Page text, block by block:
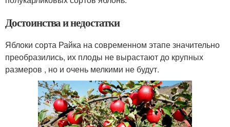
Достоинства и недостатки
Яблоки сорта Райка на современном этапе значительно
преобразились, их плоды не вырастают до крупных
размеров , но и очень мелкими не будут.